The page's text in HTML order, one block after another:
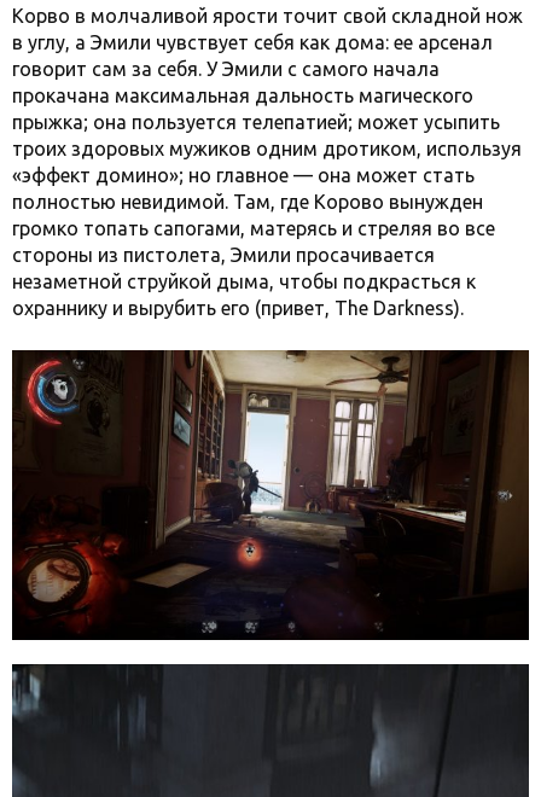
Корво в молчаливой ярости точит свой складной нож
в углу, а Эмили чувствует себя как дома: ее арсенал
говорит сам за себя. У Эмили с самого начала
прокачана максимальная дальность магического
прыжка; она пользуется телепатией; может усыпить
троих здоровых мужиков одним дротиком, используя
«эффект домино»; но главное — она может стать
полностью невидимой. Там, где Корово вынужден
громко топать сапогами, матерясь и стреляя во все
стороны из пистолета, Эмили просачивается
незаметной струйкой дыма, чтобы подкрасться к
охраннику и вырубить его (привет, The Darkness).